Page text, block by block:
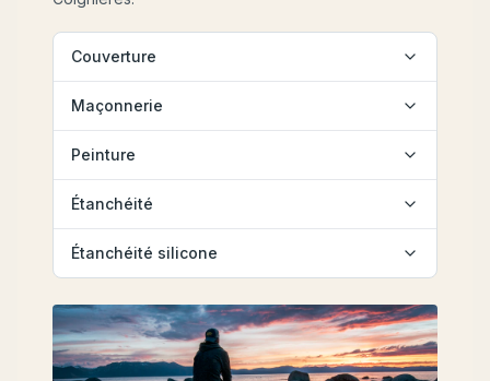
Couverture
Maçonnerie
Peinture
Étanchéité
Étanchéité silicone